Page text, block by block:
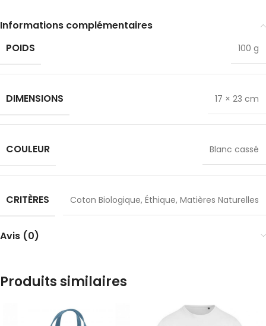
Informations complémentaires
POIDS
100 g
DIMENSIONS 17 × 23 cm
COULEUR Blanc cassé
CRITÈRES Coton Biologique, Éthique, Matières Naturelles
Avis (0)
Produits similaires